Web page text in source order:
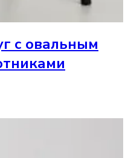
с овальным